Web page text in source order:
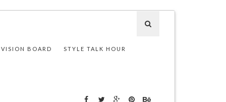
VISION BOARD STYLE TALK HOUR